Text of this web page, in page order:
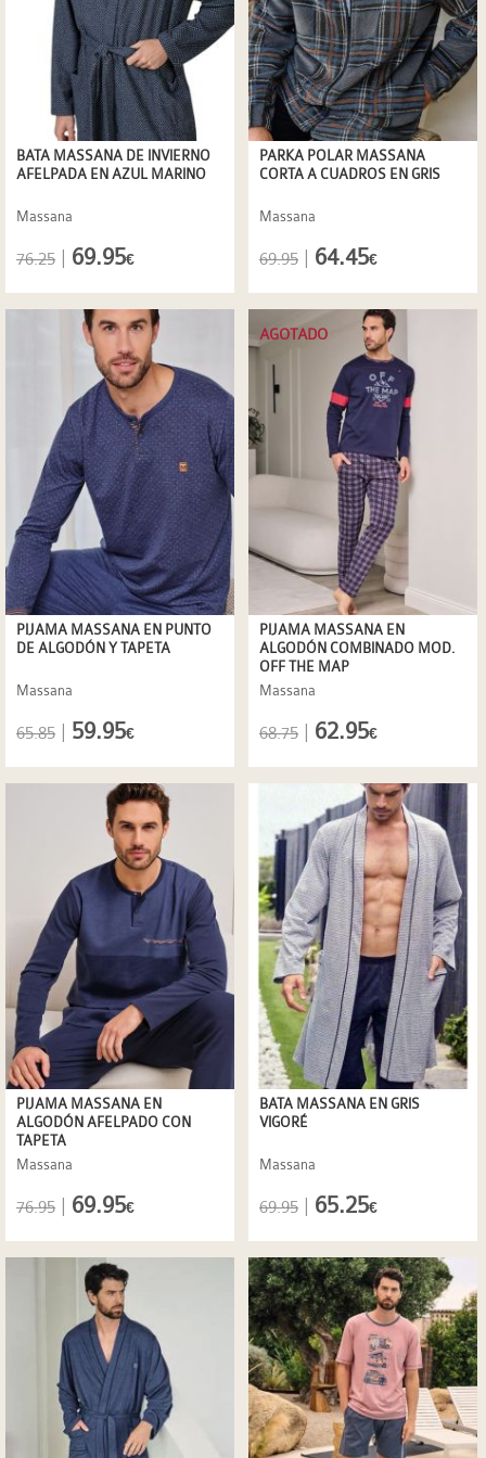
BATA MASSANA DE INVIERNO
AFELPADA EN AZUL MARINO
Massana
76.25 69.95€
PARKA POLAR MASSANA
CORTA A CUADROS EN GRIS
Massana
69.95 64.45€
PIJAMA MASSANA EN PUNTO
DE ALGODÓN Y TAPETA
Massana
65.85 59.95€
PIJAMA MASSANA EN
ALGODÓN COMBINADO MOD.
OFF THE MAP
Massana
AGOTADO
68.75 62.95€
PIJAMA MASSANA EN
ALGODÓN AFELPADO CON
TAPETA
Massana
76.95 69.95€
BATA MASSANA EN GRIS
VIGORÉ
Massana
69.95 65.25€